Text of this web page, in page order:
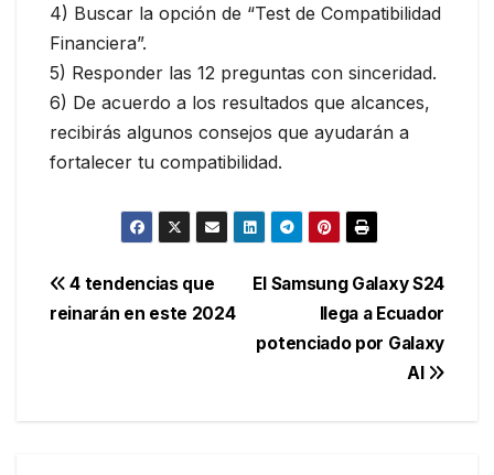
4) Buscar la opción de “Test de Compatibilidad
Financiera”.
5) Responder las 12 preguntas con sinceridad.
6) De acuerdo a los resultados que alcances,
recibirás algunos consejos que ayudarán a
fortalecer tu compatibilidad.
Navegación
El Samsung Galaxy S24
llega a Ecuador
potenciado por Galaxy
AI
4 tendencias que
reinarán en este 2024